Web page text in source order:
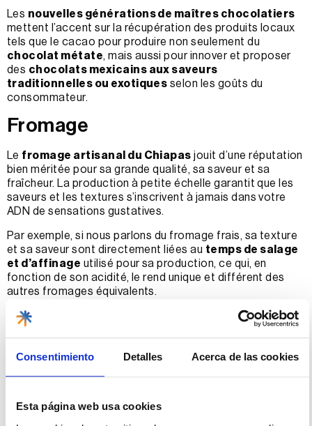
Consentimiento Detalles Acerca de las cookies
Esta página web usa cookies
Les nouvelles générations de maîtres chocolatiers
mettent l’accent sur la récupération des produits locaux
tels que le cacao pour produire non seulement du
chocolat métate, mais aussi pour innover et proposer
des chocolats mexicains aux saveurs
traditionnelles ou exotiques selon les goûts du
consommateur.
Fromage
Le fromage artisanal du Chiapas jouit d’une réputation
bien méritée pour sa grande qualité, sa saveur et sa
fraîcheur. La production à petite échelle garantit que les
saveurs et les textures s’inscrivent à jamais dans votre
ADN de sensations gustatives.
Par exemple, si nous parlons du fromage frais, sa texture
et sa saveur sont directement liées au temps de salage
et d’affinage utilisé pour sa production, ce qui, en
fonction de son acidité, le rend unique et différent des
autres fromages équivalents.
Ce fromage est commercialisé sous
forme de briques
et est emballé dans une feuille d’aluminium et du papier
autres variétés.
La ville de Pijijiapan est le principal producteur de fromage
centre de fromageries artisanales avec plus d’une
centaine d’établissements où l’on peut trouver du